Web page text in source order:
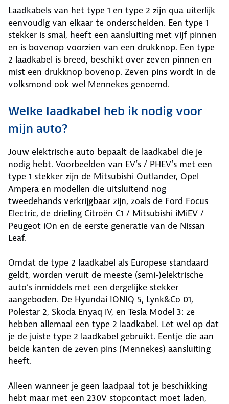
Laadkabels van het type 1 en type 2 zijn qua uiterlijk
eenvoudig van elkaar te onderscheiden. Een type 1
stekker is smal, heeft een aansluiting met vijf pinnen
en is bovenop voorzien van een drukknop. Een type
2 laadkabel is breed, beschikt over zeven pinnen en
mist een drukknop bovenop. Zeven pins wordt in de
volksmond ook wel Mennekes genoemd.
Welke laadkabel heb ik nodig voor
mijn auto?
Jouw elektrische auto bepaalt de laadkabel die je
nodig hebt. Voorbeelden van EV’s / PHEV’s met een
type 1 stekker zijn de Mitsubishi Outlander, Opel
Ampera en modellen die uitsluitend nog
tweedehands verkrijgbaar zijn, zoals de Ford Focus
Electric, de drieling Citroën C1 / Mitsubishi iMiEV /
Peugeot iOn en de eerste generatie van de Nissan
Leaf.
Omdat de type 2 laadkabel als Europese standaard
geldt, worden veruit de meeste (semi-)elektrische
auto’s inmiddels met een dergelijke stekker
aangeboden. De Hyundai IONIQ 5, Lynk&Co 01,
Polestar 2, Skoda Enyaq iV, en Tesla Model 3: ze
hebben allemaal een type 2 laadkabel. Let wel op dat
je de juiste type 2 laadkabel gebruikt. Eentje die aan
beide kanten de zeven pins (Mennekes) aansluiting
heeft.
Alleen wanneer je geen laadpaal tot je beschikking
hebt maar met een 230V stopcontact moet laden,